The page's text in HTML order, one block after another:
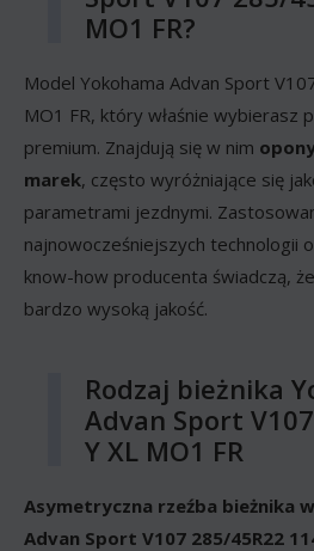
MO1 FR?
Model Yokohama Advan Sport
MO1 FR, który właśnie wybierasz
premium. Znajdują się w nim
marek, często wyróżniające się
parametrami jezdnymi.
najnowocześniejszych technologii
know-how producenta świadczą,
bardzo wysoką jakość.
Rodzaj bieżnika
Advan Sport
Y XL MO1 FR
Asymetryczna rzeźba bieżnika
Advan Sport V107 285/45R22